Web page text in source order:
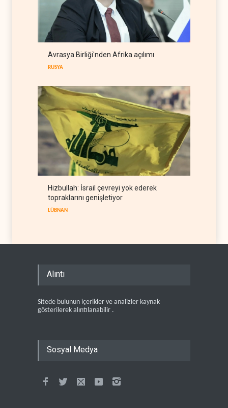
WSJ: Trump, Hürmüz
açılırsa İran savaşını
bitirmeye hazır
BATI YARIM KÜRE 09 Ağustos 2026
HTŞ-Rusya anlaşması
Avrasya Birliği'nden Afrika açılımı
RUSYA
Hizbullah: İsrail çevreyi yok ederek
topraklarını genişletiyor
LÜBNAN
Alıntı
Sitede bulunun içerikler ve analizler kaynak
gösterilerek alıntılanabilir .
Sosyal Medya